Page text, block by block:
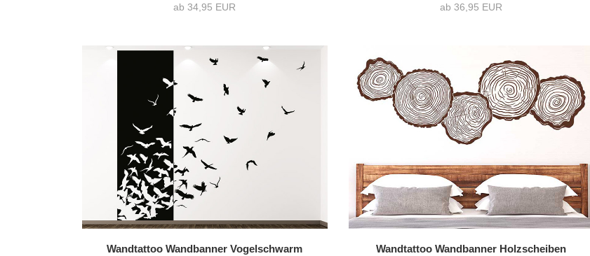
ab 34,95 EUR ab 36,95 EUR
Wandtattoo Wandbanner Vogelschwarm Wandtattoo Wandbanner Holzscheiben